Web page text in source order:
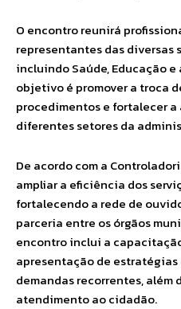
O encontro reunirá
representantes das diversas
incluindo Saúde, Educação
objetivo é promover a troca
procedimentos e fortalecer
diferentes setores da
De acordo com a
ampliar a eficiência dos
fortalecendo a rede de
parceria entre os órgãos
encontro inclui a
apresentação de
demandas recorrentes, além
atendimento ao cidadão.